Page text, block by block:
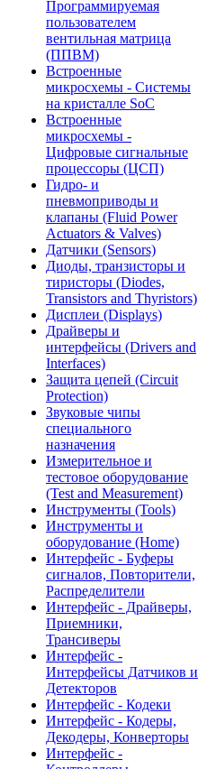
Программируемая
пользователем
вентильная матрица
(ППВМ)
Встроенные
микросхемы - Системы
на кристалле SoC
Встроенные
микросхемы -
Цифровые сигнальные
процессоры (ЦСП)
Гидро- и
пневмоприводы и
клапаны (Fluid Power
Actuators & Valves)
Датчики (Sensors)
Диоды, транзисторы и
тиристоры (Diodes,
Transistors and Thyristors)
Дисплеи (Displays)
Драйверы и
интерфейсы (Drivers and
Interfaces)
Защита цепей (Circuit
Protection)
Звуковые чипы
специального
назначения
Измерительное и
тестовое оборудование
(Test and Measurement)
Инструменты (Tools)
Инструменты и
оборудование (Home)
Интерфейс - Буферы
сигналов, Повторители,
Распределители
Интерфейс - Драйверы,
Приемники,
Трансиверы
Интерфейс -
Интерфейсы Датчиков и
Детекторов
Интерфейс - Кодеки
Интерфейс - Кодеры,
Декодеры, Конверторы
Интерфейс -